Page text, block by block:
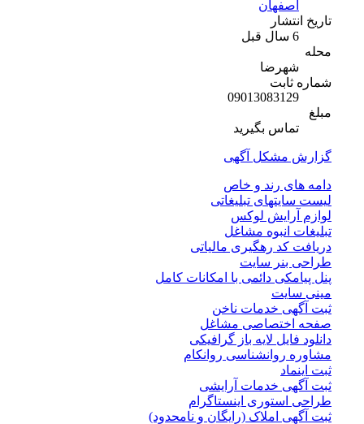
اصفهان
تاریخ انتشار
شهرضا
شماره ثابت
09013083129
تماس بگیرید
گزارش مشکل آگهی
دامه های رند و خاص
لیست سایتهای تبلیغاتی
لوازم آرایش لوکس
تبلیغات انبوه مشاغل
دریافت کد رهگیری مالیاتی
طراحی بنر سایت
پنل پیامکی دائمی با امکانات کامل
مینی سایت
ثبت آگهی خدمات ناخن
صفحه اختصاصی مشاغل
دانلود فایل لایه باز گرافیکی
مشاوره روانشناسی روانکام
ثبت اینماد
ثبت آگهی خدمات آرایشی
طراحی استوری اینستاگرام
ثبت آگهی املاک (رایگان و نامحدود)